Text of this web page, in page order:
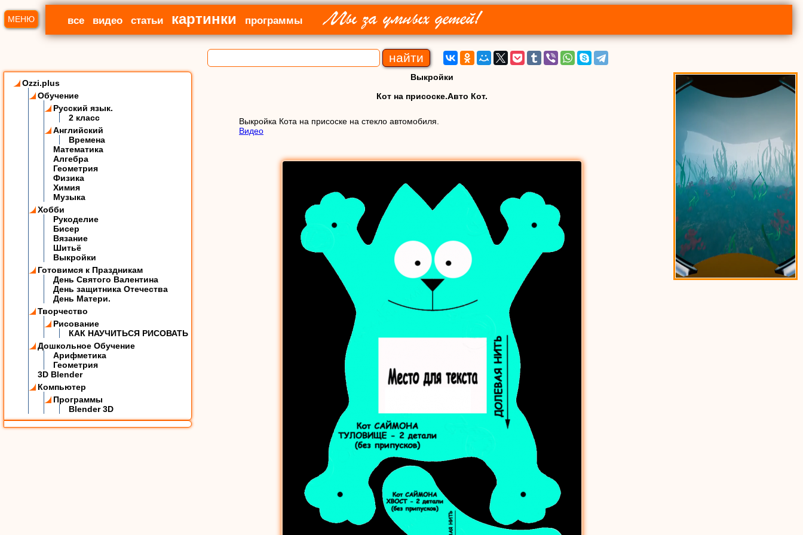
МЕНЮ все видео статьи картинки программы Мы за умных детей!
Ozzi.plus
Обучение
Русский язык.
2 класс
Английский
Времена
Математика
Алгебра
Геометрия
Физика
Химия
Музыка
Хобби
Рукоделие
Бисер
Вязание
Шитьё
Выкройки
Готовимся к Праздникам
День Святого Валентина
День защитника Отечества
День Матери.
Творчество
Рисование
КАК НАУЧИТЬСЯ РИСОВАТЬ
Дошкольное Обучение
Арифметика
Геометрия
3D Blender
Компьютер
Программы
Blender 3D
Выкройки
Кот на присоске.Авто Кот.
Видео